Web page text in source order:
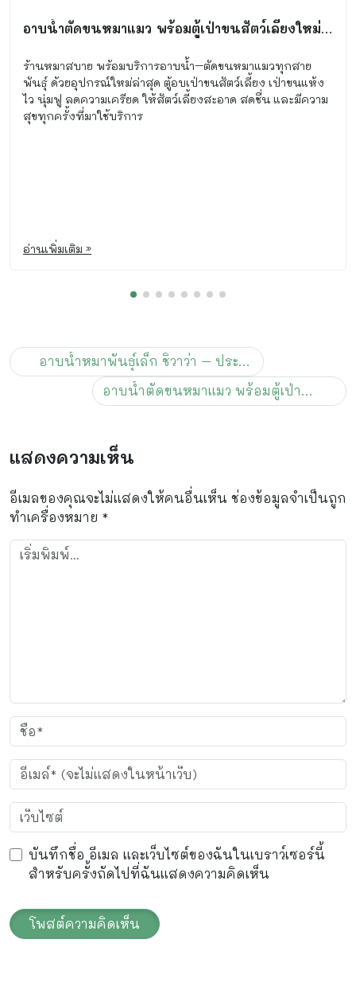
อาบน้ำตัดขนหมาแมว พร้อมตู้เป่าขนสัตว์เลี้ยงใหม่ ที่ร้านหมาสบาย
ร้านหมาสบาย พร้อมบริการอาบน้ำ–ตัดขนหมาแมวทุกสาย
พันธุ์ ด้วยอุปกรณ์ใหม่ล่าสุด ตู้อบเป่าขนสัตว์เลี้ยง เป่าขนแห้ง
ไว นุ่มฟู ลดความเครียด ให้สัตว์เลี้ยงสะอาด สดชื่น และมีความ
สุขทุกครั้งที่มาใช้บริการ
อ่านเพิ่มเติม »
อาบน้ำหมาพันธุ์เล็ก ชิวาว่า – ประสบการณ์สุดน่ารักที่ร้านหมาสบาย
อาบน้ำตัดขนหมาแมว พร้อมตู้เป่าขนสัตว์เลี้ยงใหม่ ที่ร้านหมาสบาย
แสดงความเห็น
อีเมลของคุณจะไม่แสดงให้คนอื่นเห็น ช่องข้อมูลจำเป็นถูก
ทำเครื่องหมาย *
บันทึกชื่อ อีเมล และเว็บไซต์ของฉันในเบราว์เซอร์นี้
สำหรับครั้งถัดไปที่ฉันแสดงความคิดเห็น